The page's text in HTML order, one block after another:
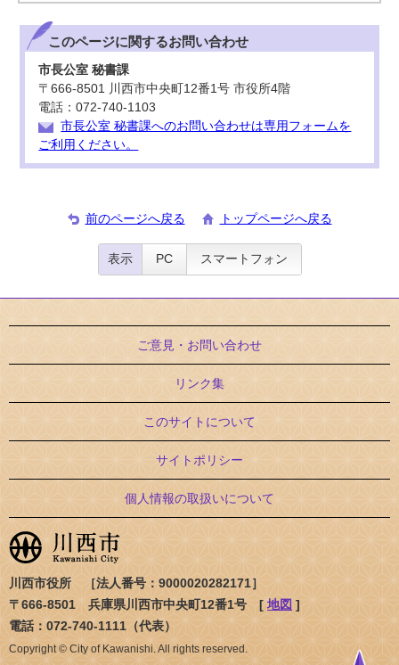
このページに関するお問い合わせ
市長公室 秘書課
〒666-8501 川西市中央町12番1号 市役所4階
電話：072-740-1103
市長公室 秘書課へのお問い合わせは専用フォームを
ご利用ください。
前のページへ戻る トップページへ戻る
表示 PC スマートフォン
ご意見・お問い合わせ
リンク集
このサイトについて
サイトポリシー
個人情報の取扱いについて
川西市役所 ［法人番号：9000020282171］
〒666-8501 兵庫県川西市中央町12番1号 [ 地図 ]
電話：072-740-1111（代表）
Copyright © City of Kawanishi. All rights reserved.